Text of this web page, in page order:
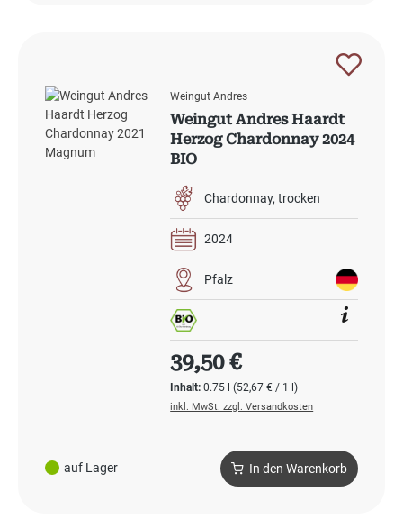
auf Lager
Weingut Andres
Weingut Andres Haardt
Herzog Chardonnay 2024
BIO
Chardonnay trocken
2024
Pfalz
Inhalt:0.75 l(52,67 € / 1 l)
Regulärer Preis:
39,50 €
inkl. MwSt. zzgl. Versandkosten
In den Warenkorb